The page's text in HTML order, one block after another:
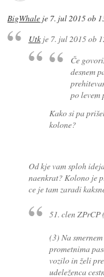
BigWhale je 7. jul 2015 ob
Utkje 7. jul 2015 ob
Če
desnem
po levem
Kako si pa
kolone?
Od kje vam sploh
naenkrat? Kolono je
ce je tam zaradi
51. clen
(3) Na
prometnima
vozilo in želi
udeleženca